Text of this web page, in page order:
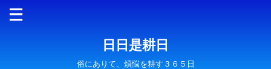
日日是耕日
俗にありて、煩悩を耕す３６５日